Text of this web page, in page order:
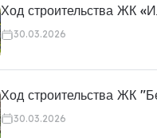
Ход строительства ЖК
30.03.2026
Ход строительства ЖК
30.03.2026